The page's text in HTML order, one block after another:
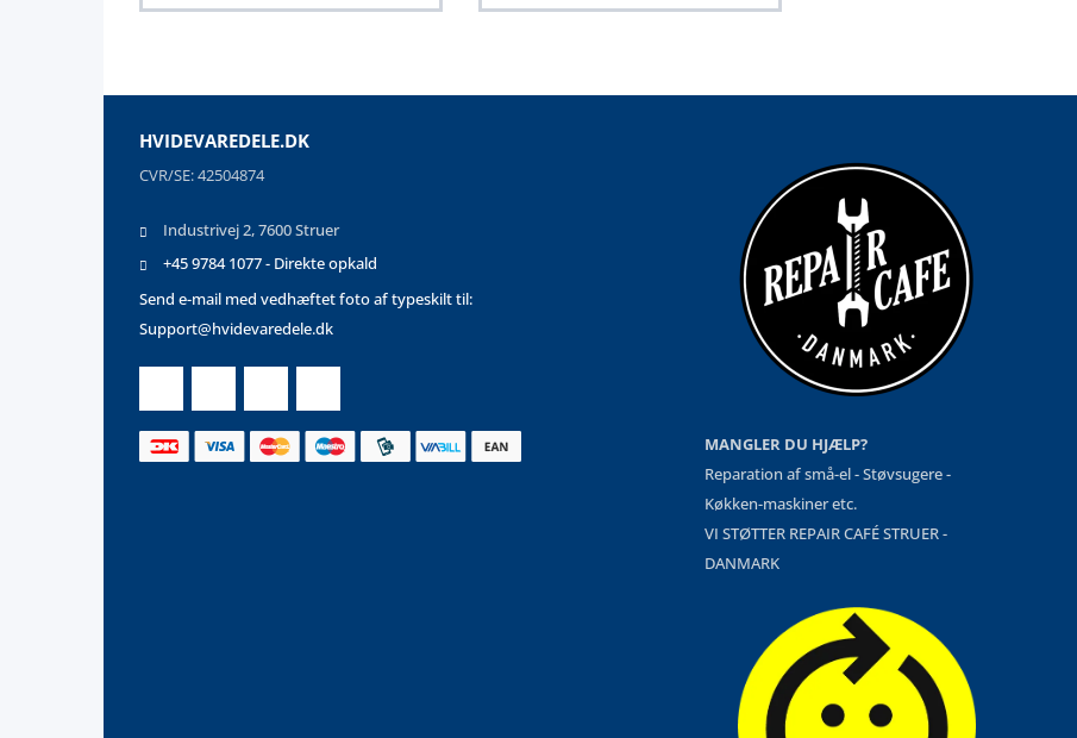
HVIDEVAREDELE.DK
CVR/SE: 42504874
Industrivej 2, 7600 Struer
+45 9784 1077 - Direkte opkald
Send e-mail med vedhæftet foto af typeskilt til:
Support@hvidevaredele.dk
MANGLER DU HJÆLP?
Reparation af små-el - Støvsugere -
Køkken-maskiner etc.
VI STØTTER REPAIR CAFÉ STRUER -
DANMARK